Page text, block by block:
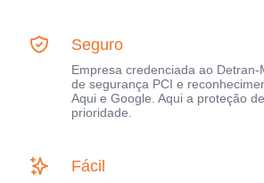
Seguro
Empresa credenciada ao
de segurança PCI e
Aqui e Google. Aqui a proteção
prioridade.
Fácil